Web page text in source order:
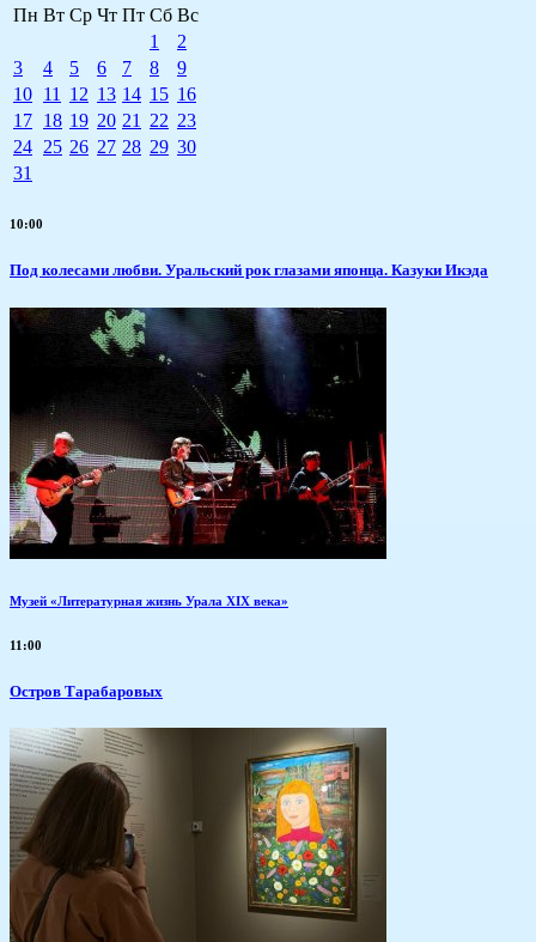
Пн Вт Ср Чт Пт Сб Вс
1
2
3
4 5 6 7 8
9
10 11 12 13 14 15 16
17 18 19 20 21 22 23
24 25 26 27 28 29 30
31
10:00
Под колесами любви. Уральский рок глазами японца. Казуки Икэда
Музей «Литературная жизнь Урала XIX века»
11:00
Остров Тарабаровых